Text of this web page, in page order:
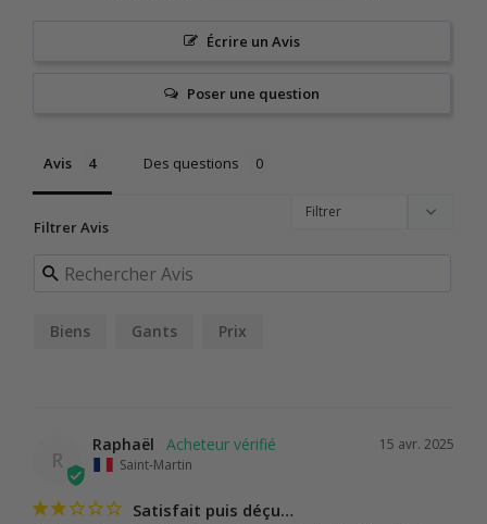
Écrire un Avis
Poser une question
Avis Des questions
Filtrer Avis
Biens Gants Prix
R
15 avr. 2025
Raphaël
Saint-Martin
Satisfait puis déçu…